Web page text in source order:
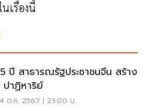
เรื่องนี้
ปี สาธารณรัฐประชาชนจีน สร้าง
ปาฏิหาริย์
ต.ค. 2567 | 23:00 น.